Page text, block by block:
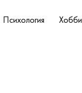
Психология Хобби